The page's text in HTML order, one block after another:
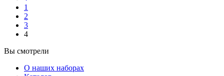
1
2
3
4
Вы смотрели
О наших наборах